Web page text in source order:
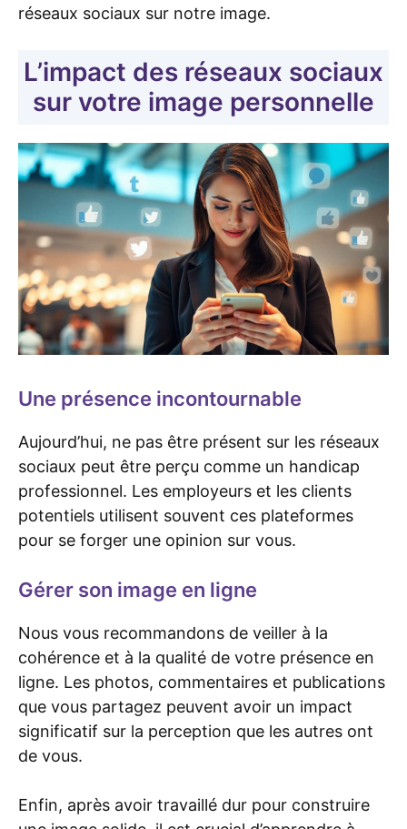
réseaux sociaux sur notre image.
L’impact des réseaux sociaux
sur votre image personnelle
Une présence incontournable
Aujourd’hui, ne pas être présent sur les réseaux
sociaux peut être perçu comme un handicap
professionnel. Les employeurs et les clients
potentiels utilisent souvent ces plateformes
pour se forger une opinion sur vous.
Gérer son image en ligne
Nous vous recommandons de veiller à la
cohérence et à la qualité de votre présence en
ligne. Les photos, commentaires et publications
que vous partagez peuvent avoir un impact
significatif sur la perception que les autres ont
de vous.
Enfin, après avoir travaillé dur pour construire